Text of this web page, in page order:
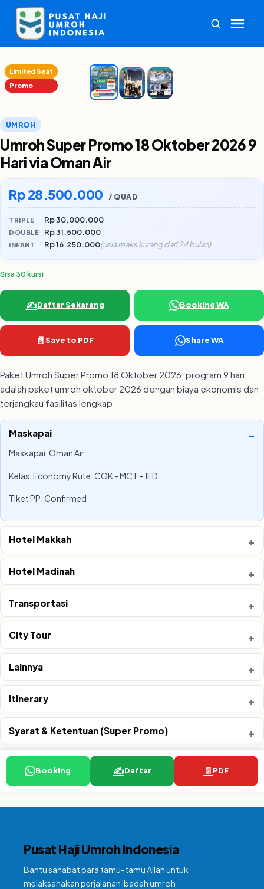
1/3
UMROH
Umroh Super Promo 18 Oktober 2026 9
Hari via Oman Air
Limited Seat
Promo
Rp 28.500.000 / QUAD
TRIPLE Rp 30.000.000
DOUBLE Rp 31.500.000
INFANT Rp 16.250.000(usia maks kurang dari 24 bulan)
Sisa 30 kursi
✍️Daftar Sekarang Booking WA
📄Save to PDF Share WA
Paket Umroh Super Promo 18 Oktober 2026, program 9 hari
adalah paket umroh oktober 2026 dengan biaya ekonomis dan
terjangkau fasilitas lengkap
Maskapai
Maskapai: Oman Air
Kelas: Economy Rute: CGK - MCT - JED
Tiket PP: Confirmed
Hotel Makkah
Hotel Madinah
Transportasi
City Tour
Lainnya
Itinerary
Syarat & Ketentuan (Super Promo)
Booking ✍️Daftar 📄 PDF
Pusat Haji Umroh Indonesia
Bantu sahabat para tamu-tamu Allah untuk
melaksanakan perjalanan ibadah umroh